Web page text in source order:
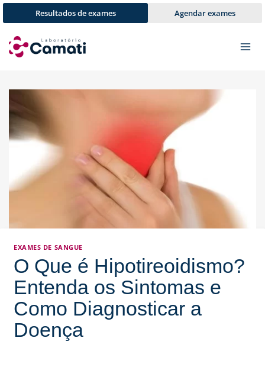
Pular
para
Conteúdo
Resultados de exames Agendar exames
EXAMES DE SANGUE
O Que é Hipotireoidismo?
Entenda os Sintomas e
Como Diagnosticar a
Doença